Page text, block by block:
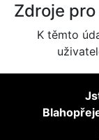
Zdroje
K těmto